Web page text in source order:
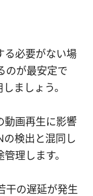
る必要がない場
のが最安定で
ましょう。
動画再生に影響
の検出と混同し
理します。
干の遅延が発生